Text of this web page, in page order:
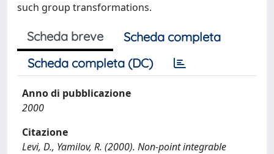
such group transformations.
Scheda breve
Scheda completa
Scheda completa (DC)
Anno di pubblicazione
2000
Citazione
Levi, D., Yamilov, R. (2000). Non-point integrable